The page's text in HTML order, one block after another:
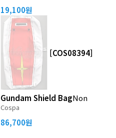
19,100원
[COS08394]
Gundam Shield BagNon
Cospa
86,700원